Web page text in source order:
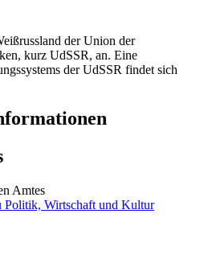
der Union der
kurz UdSSR, an. Eine
der UdSSR findet sich
Amtes
Politik, Wirtschaft und Kultur